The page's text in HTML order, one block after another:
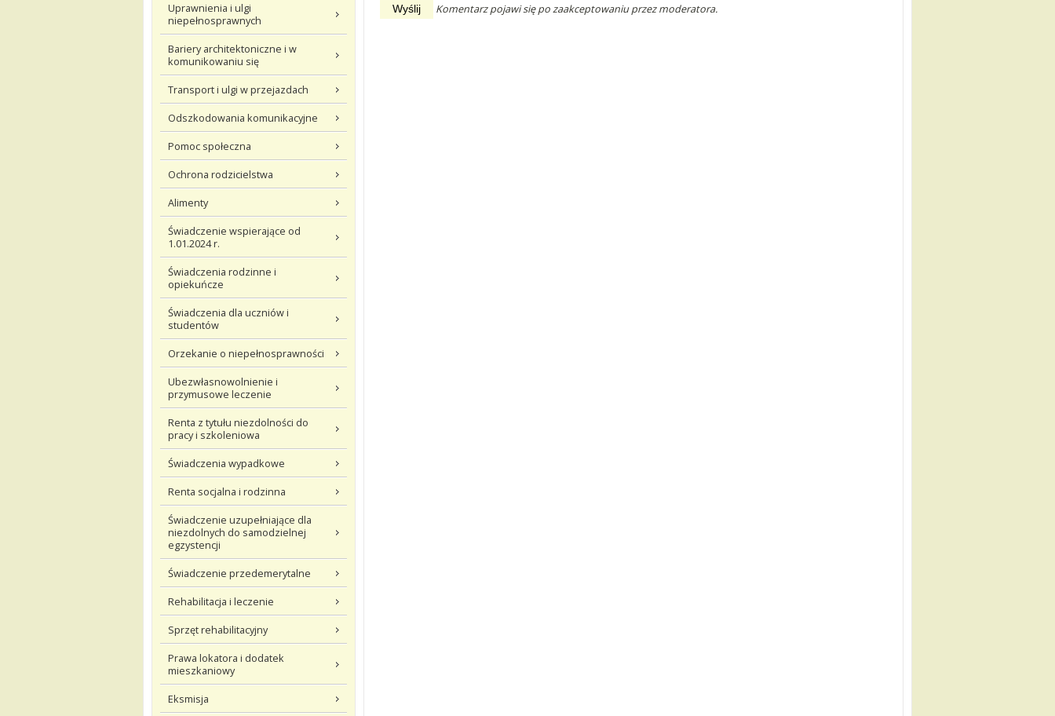
Uprawnienia i ulgi
niepełnosprawnych
Bariery architektoniczne i w
komunikowaniu się
Transport i ulgi w przejazdach
Odszkodowania komunikacyjne
Pomoc społeczna
Ochrona rodzicielstwa
Alimenty
Świadczenie wspierające od
1.01.2024 r.
Świadczenia rodzinne i
opiekuńcze
Świadczenia dla uczniów i
studentów
Orzekanie o niepełnosprawności
Ubezwłasnowolnienie i
przymusowe leczenie
Renta z tytułu niezdolności do
pracy i szkoleniowa
Świadczenia wypadkowe
Renta socjalna i rodzinna
Świadczenie uzupełniające dla
niezdolnych do samodzielnej
egzystencji
Świadczenie przedemerytalne
Rehabilitacja i leczenie
Sprzęt rehabilitacyjny
Prawa lokatora i dodatek
mieszkaniowy
Eksmisja
Wyślij Komentarz pojawi się po zaakceptowaniu przez moderatora.